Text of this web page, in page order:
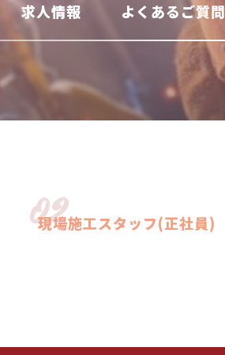
求人情報 よくあるご質問
02
現場施工スタッフ(正社員)